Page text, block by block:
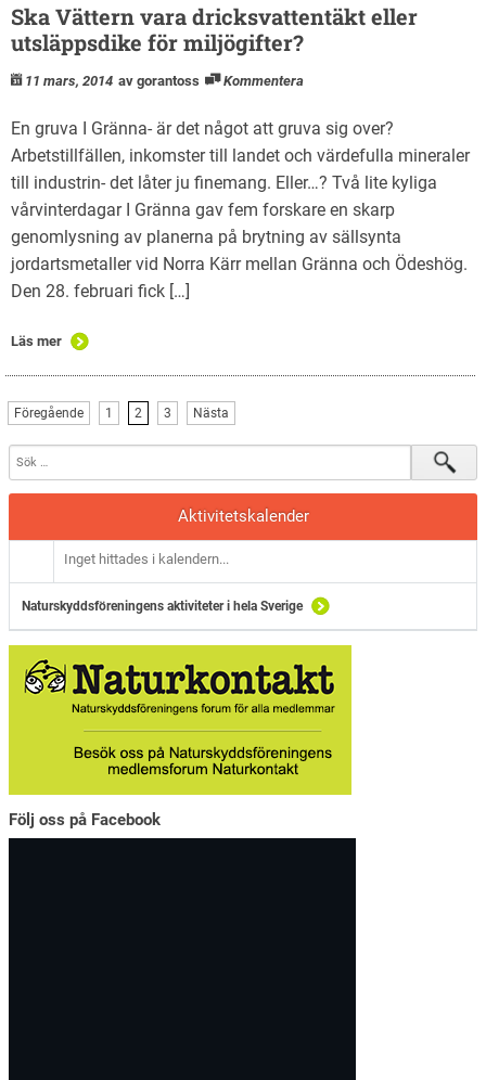
Ska Vättern vara dricksvattentäkt eller
utsläppsdike för miljögifter?
11 mars, 2014 av gorantoss Kommentera
En gruva I Gränna- är det något att gruva sig over?
Arbetstillfällen, inkomster till landet och värdefulla mineraler
till industrin- det låter ju finemang. Eller…? Två lite kyliga
vårvinterdagar I Gränna gav fem forskare en skarp
genomlysning av planerna på brytning av sällsynta
jordartsmetaller vid Norra Kärr mellan Gränna och Ödeshög.
Den 28. februari fick […]
Läs mer
Föregående 1 2 3 Nästa
Aktivitetskalender
Inget hittades i kalendern...
Naturskyddsföreningens aktiviteter i hela Sverige
Följ oss på Facebook